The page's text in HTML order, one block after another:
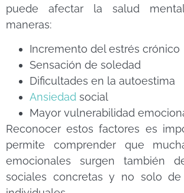
puede afectar la salud
maneras:
Incremento del estrés crónico
Sensación de soledad
Dificultades en la autoestima
Ansiedad social
Mayor vulnerabilidad
Reconocer estos factores es
permite comprender que
emocionales surgen también
sociales concretas y no solo de